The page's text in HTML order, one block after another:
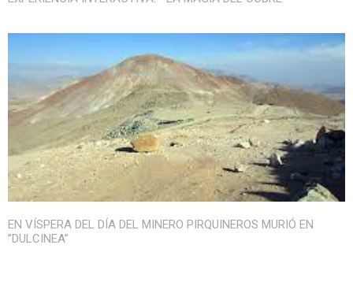
EN VÍSPERA DEL DÍA DEL MINERO PIRQUINEROS MURIÓ EN
”DULCINEA”